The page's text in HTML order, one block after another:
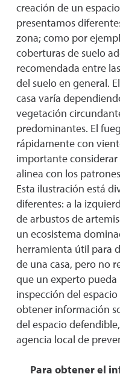
creación de un
presentamos
zona; como por
coberturas de suelo
recomendada entre
del suelo en general.
casa varía
vegetación
predominantes. El
rápidamente con
importante
alinea con los
Esta ilustración está
diferentes: a la
de arbustos de
un ecosistema
herramienta útil para
de una casa, pero no
que un experto
inspección del
obtener información
del espacio
agencia local de
Para obtener el